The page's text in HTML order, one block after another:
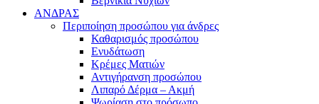
ΑΝΔΡΑΣ
Περιποίηση προσώπου για άνδρες
Καθαρισμός προσώπου
Ενυδάτωση
Κρέμες Ματιών
Αντιγήρανση προσώπου
Λιπαρό Δέρμα – Ακμή